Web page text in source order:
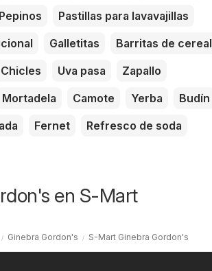
Pepinos
Pastillas para lavavajillas
Galletitas
Barritas de cereal
Chicles Uva pasa
Zapallo
Mortadela Camote Yerba
Budín
Fernet
Refresco de soda
en S-Mart
Ginebra Gordon's S-Mart Ginebra Gordon's